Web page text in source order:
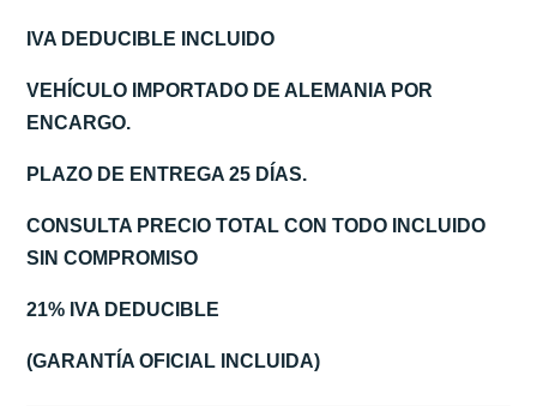
IVA DEDUCIBLE INCLUIDO
VEHÍCULO IMPORTADO DE ALEMANIA POR
ENCARGO.
PLAZO DE ENTREGA 25 DÍAS.
CONSULTA PRECIO TOTAL CON TODO INCLUIDO
SIN COMPROMISO
21% IVA DEDUCIBLE
(GARANTÍA OFICIAL INCLUIDA)